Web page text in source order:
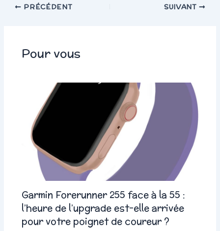
PRÉCÉDENT SUIVANT
Pour vous
Garmin Forerunner 255 face à la 55 :
l’heure de l’upgrade est-elle arrivée
pour votre poignet de coureur ?